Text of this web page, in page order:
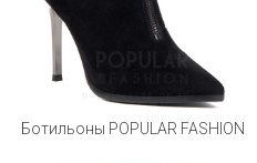
Ботильоны POPULAR FASHION